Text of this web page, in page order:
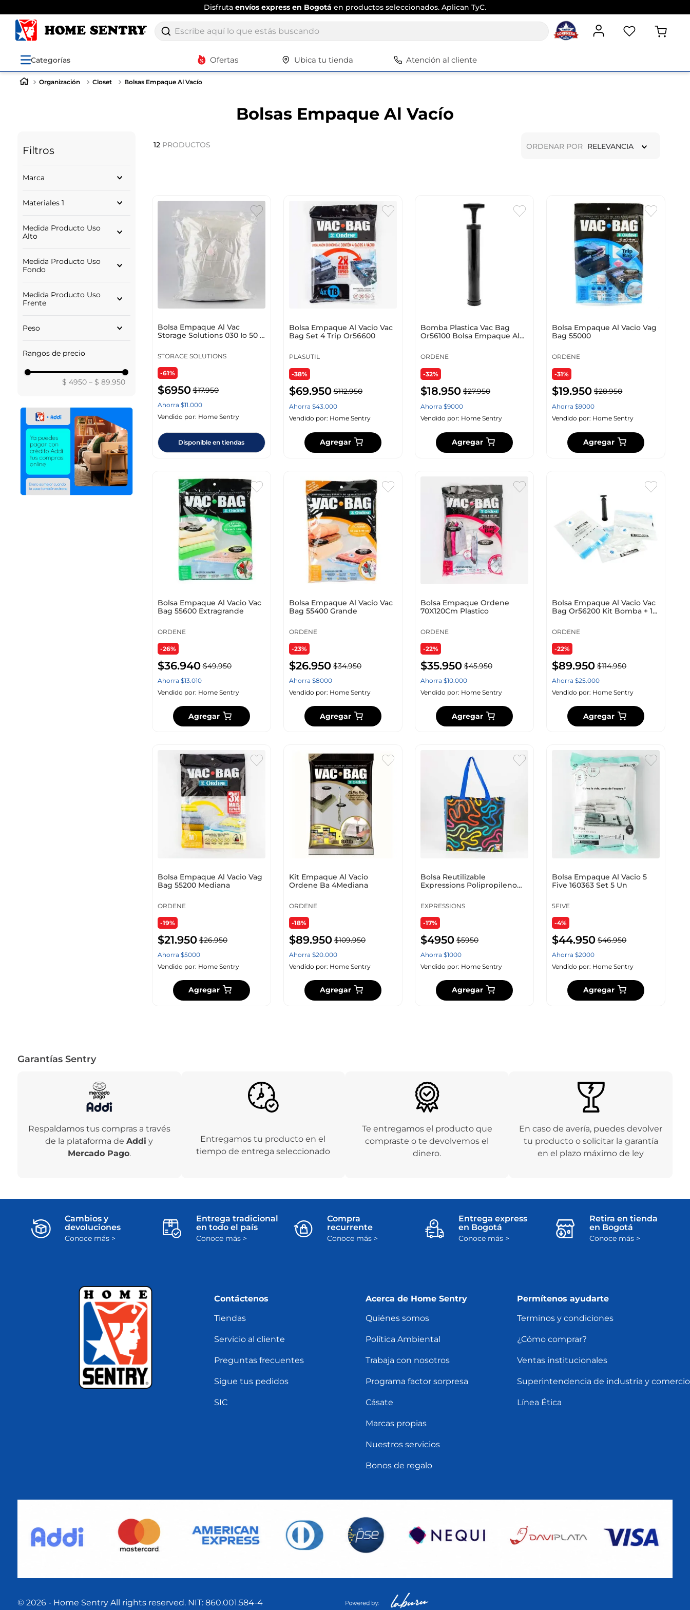
Disfruta envíos express en Bogotá en productos seleccionados. Aplican TyC.
Escribe aquí lo que estás buscando
Categorías Ofertas Ubica tu tienda Atención al cliente
Organización Closet Bolsas Empaque Al Vacío
Bolsas Empaque Al Vacío
Filtros
Marca
STORAGE SOLUTIONS
EXPRESSIONS
5FIVE
Materiales 1
Medida Producto Uso
Alto
Medida Producto Uso
Fondo
Medida Producto Uso
Frente
Peso
Rangos de precio
$ 4950 – $ 89.950
12 PRODUCTOS ORDENAR POR RELEVANCIA
Bolsa Empaque Al Vac
Storage Solutions 030 Io 50 X
STORAGE SOLUTIONS
-61%
$6950 $17.950
Ahorra $11.000
Vendido por: Home Sentry
Disponible en tiendas
Bolsa Empaque Al Vacio Vac
Bag Set 4 Trip Or56600
PLASUTIL
-38%
$69.950 $112.950
Ahorra $43.000
Vendido por: Home Sentry
Agregar
Bomba Plastica Vac Bag
Or56100 Bolsa Empaque Al
ORDENE
-32%
$18.950 $27.950
Ahorra $9000
Vendido por: Home Sentry
Agregar
Bolsa Empaque Al Vacio Vag
Bag 55000
ORDENE
-31%
$19.950 $28.950
Ahorra$9000
Vendido por: Home Sentry
Agregar
Bolsa Empaque Al Vacio Vac
Bag 55600 Extragrande
ORDENE
-26%
$36.940 $49.950
Ahorra $13.010
Vendido por: Home Sentry
Agregar
Bolsa Empaque Al Vacio Vac
Bag 55400 Grande
ORDENE
-23%
$26.950 $34.950
Ahorra $8000
Vendido por: Home Sentry
Agregar
Bolsa Empaque Ordene
70X120Cm Plastico
ORDENE
-22%
$35.950 $45.950
Ahorra $10.000
Vendido por: Home Sentry
Agregar
Bolsa Empaque Al Vacio Vac
Bag Or56200 Kit Bomba + 1
ORDENE
-22%
$89.950 $114.950
Ahorra$25.000
Vendido por: Home Sentry
Agregar
Bolsa Empaque Al Vacio Vag
Bag 55200 Mediana
ORDENE
-19%
$21.950 $26.950
Ahorra $5000
Vendido por: Home Sentry
Agregar
Kit Empaque Al Vacio
Ordene Ba 4Mediana
ORDENE
-18%
$89.950 $109.950
Ahorra $20.000
Vendido por: Home Sentry
Agregar
Bolsa Reutilizable
Expressions Polipropileno
EXPRESSIONS
-17%
$4950 $5950
Ahorra $1000
Vendido por: Home Sentry
Agregar
Bolsa Empaque Al Vacio 5
Five 160363 Set 5 Un
5FIVE
-4%
$44.950 $46.950
Ahorra$2000
Vendido por: Home Sentry
Agregar
Garantías Sentry
Respaldamos tus compras a través
de la plataforma deAddi y
Mercado Pago.
Entregamos tu producto en el
tiempo de entrega seleccionado
Te entregamos el producto que
compraste o te devolvemos el
dinero.
En caso de avería, puedes devolver
tu producto o solicitar la garantía
en el plazo máximo de ley
Cambios y
devoluciones
Conoce más >
Entrega tradicional
en todo el país
Conoce más >
Compra
recurrente
Conoce más >
Entrega express
en Bogotá
Conoce más >
Retira en tienda
en Bogotá
Conoce más >
Contáctenos
Tiendas
Servicio al cliente
Preguntas frecuentes
Sigue tus pedidos
SIC
Acerca de Home Sentry
Quiénes somos
Política Ambiental
Trabaja con nosotros
Programa factor sorpresa
Cásate
Marcas propias
Nuestros servicios
Bonos de regalo
Permítenos ayudarte
Terminos y condiciones
¿Cómo comprar?
Ventas institucionales
Superintendencia de industria y comercio
Línea Ética
© 2026 - Home Sentry All rights reserved. NIT: 860.001.584-4
Términos más buscados
3.
vajilla
8.